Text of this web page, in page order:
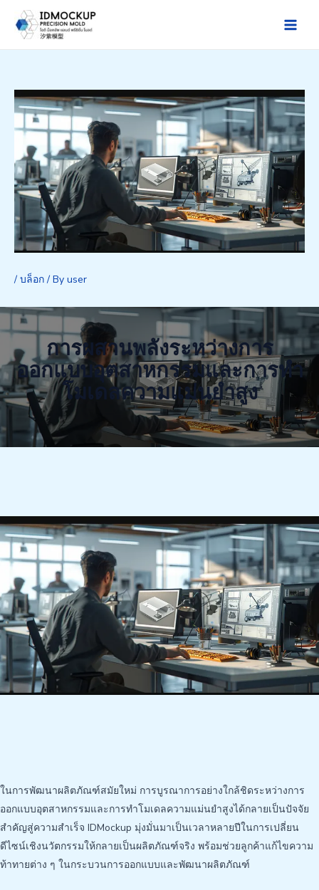
Main
/ บล็อก/ By user
การผสานพลังระหว่างการ
ออกแบบอุตสาหกรรมและการทำ
โมเดลความแม่นยำสูง
ในการพัฒนาผลิตภัณฑ์สมัยใหม่ การบูรณาการอย่างใกล้ชิดระหว่างการ
ออกแบบอุตสาหกรรมและการทำโมเดลความแม่นยำสูงได้กลายเป็นปัจจัย
สำคัญสู่ความสำเร็จ IDMockup มุ่งมั่นมาเป็นเวลาหลายปีในการเปลี่ยน
ดีไซน์เชิงนวัตกรรมให้กลายเป็นผลิตภัณฑ์จริง พร้อมช่วยลูกค้าแก้ไขความ
ท้าทายต่าง ๆ ในกระบวนการออกแบบและพัฒนาผลิตภัณฑ์